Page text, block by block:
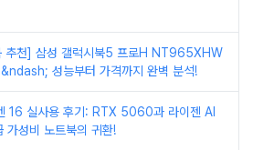
추천] 삼성 갤럭시북5 프로H NT965XHW
성능부터 가격까지 완벽 분석!
16 실사용 후기: RTX 5060과 라이젠 AI
성비 노트북의 귀환!